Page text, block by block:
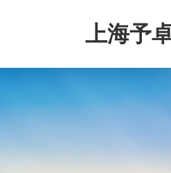
上海予